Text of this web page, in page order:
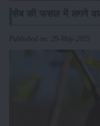
Published on: 29-May-2025